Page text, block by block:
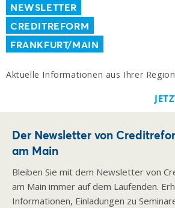
NEWSLETTER
CREDITREFORM
FRANKFURT/MAIN
Aktuelle Informationen aus Ihrer
Der Newsletter von
am Main
Bleiben Sie mit dem Newsletter von
am Main immer auf dem Laufenden.
Informationen, Einladungen zu